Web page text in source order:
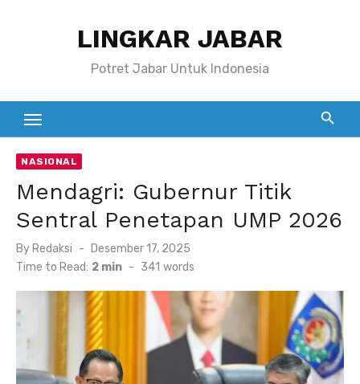
LINGKAR JABAR
Potret Jabar Untuk Indonesia
NASIONAL
Mendagri: Gubernur Titik
Sentral Penetapan UMP 2026
By Redaksi
Posted
on
Desember 17, 2025
Time to Read: 2 min - 341 words